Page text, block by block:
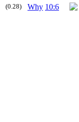
(0.28) Why 10:6